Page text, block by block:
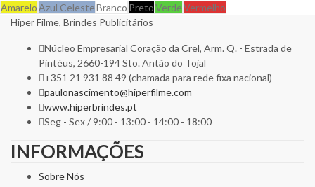
AmareloAzul CelesteBranco PretoVerdeVermelho
Hiper Filme, Brindes Publicitários
Núcleo Empresarial Coração da Crel, Arm. Q. - Estrada de
Pintéus, 2660-194 Sto. Antão do Tojal
+351 21 931 88 49 (chamada para rede fixa nacional)
paulonascimento@hiperfilme.com
www.hiperbrindes.pt
Seg - Sex / 9:00 - 13:00 - 14:00 - 18:00
INFORMAÇÕES
Sobre Nós